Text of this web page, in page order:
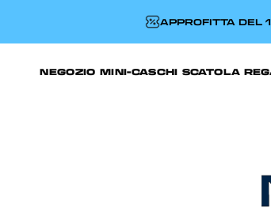
APPROFITTA DEL
NEGOZIO MINI-CASCHI SCATOLA